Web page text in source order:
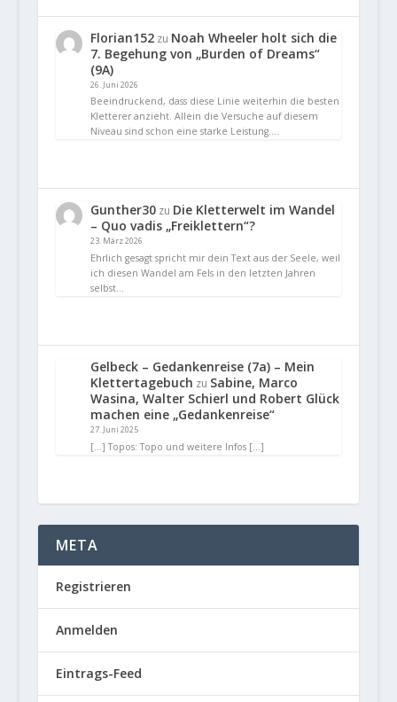
Florian152zu Noah Wheeler holt sich die
7. Begehung von „Burden of Dreams“
(9A)
26. Juni 2026
Beeindruckend, dass diese Linie weiterhin die besten
Kletterer anzieht. Allein die Versuche auf diesem
Niveau sind schon eine starke Leistung.…
Gunther30zu Die Kletterwelt im Wandel
– Quo vadis „Freiklettern“?
23. März 2026
Ehrlich gesagt spricht mir dein Text aus der Seele, weil
ich diesen Wandel am Fels in den letzten Jahren
selbst…
Gelbeck – Gedankenreise (7a) – Mein
Klettertagebuch zu Sabine, Marco
Wasina, Walter Schierl und Robert Glück
machen eine „Gedankenreise“
27. Juni 2025
[…] Topos: Topo und weitere Infos […]
META
Registrieren
Anmelden
Eintrags-Feed